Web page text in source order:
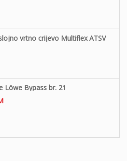
vrtno crijevo Multiflex ATSV
Löwe Bypass br. 21